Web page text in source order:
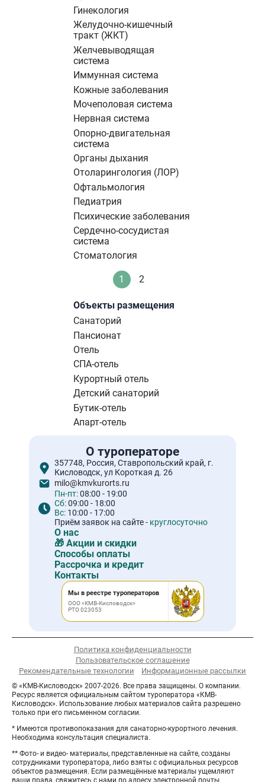
Гинекология
Желудочно-кишечный
тракт (ЖКТ)
Желчевыводящая
система
Иммунная система
Кожные заболевания
Мочеполовая система
Нервная система
Опорно-двигательная
система
Органы дыхания
Отоларингология (ЛОР)
Офтальмология
Педиатрия
Психические заболевания
Сердечно-сосудистая
система
Стоматология
Нумерация
страниц Текущая
1 Стандартное
2
Объекты размещения
Санаторий
Пансионат
Отель
СПА-отель
Курортный отель
Детский санаторий
Бутик-отель
Апарт-отель
О туроператоре
357748, Россия, Ставропольский край, г.
Кисловодск, ул Короткая д. 26
milo@kmvkurorts.ru
Пн-пт:08:00 - 19:00
Сб:09:00 - 18:00
Вс: 10:00 - 17:00
Приём заявок на сайте - круглосуточно
О нас
🎁 Акции и скидки
Способы оплаты
Рассрочка и кредит
Контакты
Мы в реестре туроператоров
ООО «КМВ-Кисловодск»
РТО 023053
Политика конфиденциальности
Пользовательское соглашение
Рекомендательные технологии
Информационные рассылки
© «КМВ-Кисловодск» 2007-2026. Все права защищены. О компании.
Ресурс является официальным сайтом туроператора «КМВ-
Кисловодск». Использование любых материалов сайта разрешено
только при его письменном согласии.
* Имеются противопоказания для санаторно-курортного лечения.
Необходима консультация специалиста.
** Фото- и видео- материалы, представленные на сайте, созданы
сотрудниками туроператора, либо взяты с официальных ресурсов
объектов размещения. Если размещённые материалы ущемляют
ваши права, свяжитесь с нами по адресу электронной почты